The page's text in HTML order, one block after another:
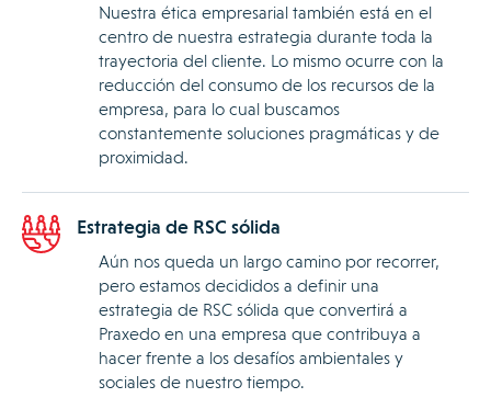
Nuestra ética empresarial también está en el
centro de nuestra estrategia durante toda la
trayectoria del cliente. Lo mismo ocurre con la
reducción del consumo de los recursos de la
empresa, para lo cual buscamos
constantemente soluciones pragmáticas y de
proximidad.
Estrategia de RSC sólida
Aún nos queda un largo camino por recorrer,
pero estamos decididos a definir una
estrategia de RSC sólida que convertirá a
Praxedo en una empresa que contribuya a
hacer frente a los desafíos ambientales y
sociales de nuestro tiempo.